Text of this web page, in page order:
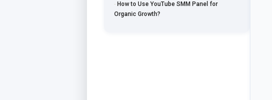
- How to Use YouTube SMM Panel for
Organic Growth?